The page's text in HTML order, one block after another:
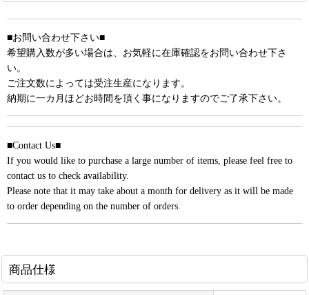
■お問い合わせ下さい■
希望購入数が多い場合は、お気軽に在庫確認をお問い合わせ下さ
い。
ご注文数によっては受注生産になります。
納期に一カ月ほどお時間を頂く事になりますのでご了承下さい。
■Contact Us■
If you would like to purchase a large number of items, please feel free to
contact us to check availability.
Please note that it may take about a month for delivery as it will be made
to order depending on the number of orders.
商品仕様